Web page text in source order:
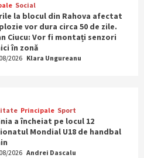
Social
la blocul din Rahova afectat
vor dura circa 50 de zile.
Ciucu: Vor fi montați senzori
în zonă
2026 Klara Ungureanu
Principale Sport
a încheiat pe locul 12
Mondial U18 de handbal
2026 Andrei Dascalu